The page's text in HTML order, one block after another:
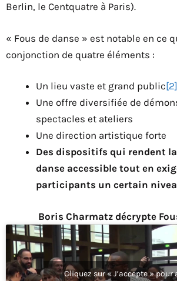
Berlin, le Centquatre à Paris).
« Fous de danse » est notable en ce
conjonction de quatre éléments :
Un lieu vaste et grand public[2]
Une offre diversifiée de
spectacles et ateliers
Une direction artistique forte
Des dispositifs qui rendent
danse accessible tout en
participants un certain
Boris Charmatz décrypte
Cliquez sur « J’accepte » pour